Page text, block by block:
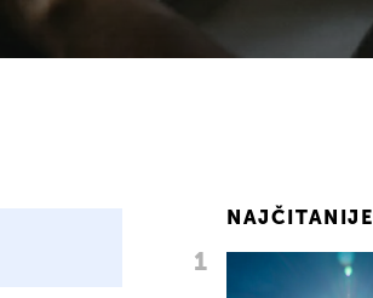
NAJČITANIJE